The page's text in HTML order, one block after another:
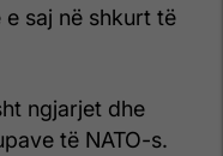
saj në shkurt të
ngjarjet dhe
të NATO-s.